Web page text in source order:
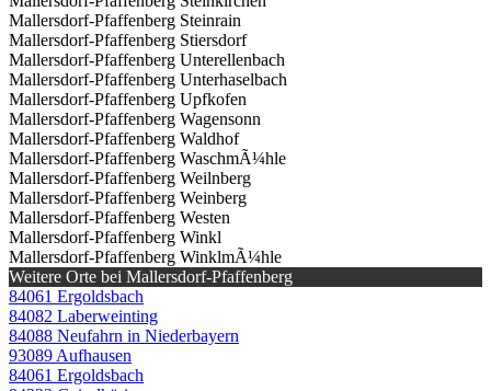
Mallersdorf-Pfaffenberg Steinrain
Mallersdorf-Pfaffenberg Stiersdorf
Mallersdorf-Pfaffenberg Unterellenbach
Mallersdorf-Pfaffenberg Unterhaselbach
Mallersdorf-Pfaffenberg Upfkofen
Mallersdorf-Pfaffenberg Wagensonn
Mallersdorf-Pfaffenberg Waldhof
Mallersdorf-Pfaffenberg WaschmÃ¼hle
Mallersdorf-Pfaffenberg Weilnberg
Mallersdorf-Pfaffenberg Weinberg
Mallersdorf-Pfaffenberg Westen
Mallersdorf-Pfaffenberg Winkl
Mallersdorf-Pfaffenberg WinklmÃ¼hle
Weitere Orte bei Mallersdorf-Pfaffenberg
84061 Ergoldsbach
84082 Laberweinting
84088 Neufahrn in Niederbayern
93089 Aufhausen
84061 Ergoldsbach